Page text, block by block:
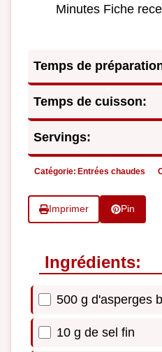
Minutes Fiche
Temps de
Temps de cuisson:
Servings:
Catégorie: Entrées chaudes
Imprimer Pin
Ingrédients:
500 g d'asperges
10 g de sel fin